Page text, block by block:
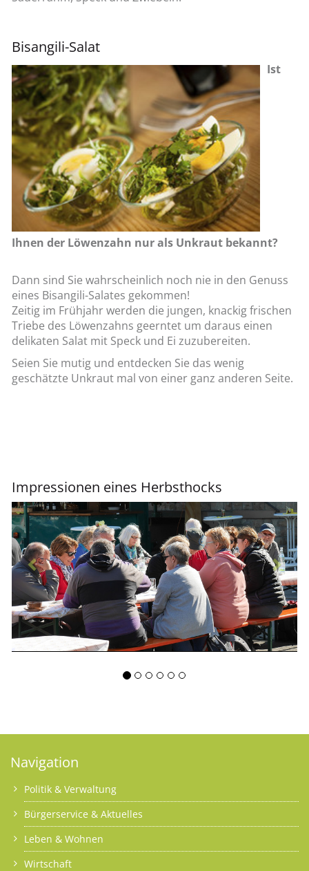
Bisangili-Salat
Ist
Ihnen der Löwenzahn nur als Unkraut bekannt?
Dann sind Sie wahrscheinlich noch nie in den Genuss
eines Bisangili-Salates gekommen!
Zeitig im Frühjahr werden die jungen, knackig frischen
Triebe des Löwenzahns geerntet um daraus einen
delikaten Salat mit Speck und Ei zuzubereiten.
Seien Sie mutig und entdecken Sie das wenig
geschätzte Unkraut mal von einer ganz anderen Seite.
Impressionen eines Herbsthocks
Navigation
Politik & Verwaltung
Bürgerservice & Aktuelles
Leben & Wohnen
Wirtschaft